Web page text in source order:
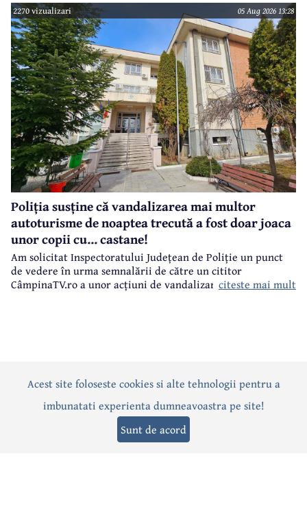
2270 vizualizari 05 Aug 2026 13:28
Poliția susține că vandalizarea mai multor
autoturisme de noaptea trecută a fost doar joaca
unor copii cu... castane!
Am solicitat Inspectoratului Județean de Poliție un punct
de vedere în urma semnalării de către un cititor
CâmpinaTV.ro a unor acțiuni de vandalizare a unorciteste mai mult
ActualitatePoliticăSocialEvenimentInterviuri
Editorial Sport Anunțuri
Acest site foloseste cookies si alte tehnologii pentru a
imbunatati experienta dumneavoastra pe site!
Sunt de acord